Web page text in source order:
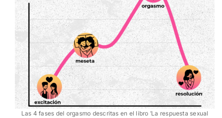
Las 4 fases del orgasmo descritas en el libro ‘La respuesta sexual